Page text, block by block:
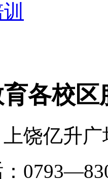
各校区
上饶亿升